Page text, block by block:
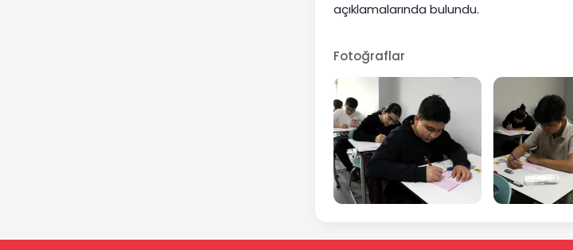
açıklamalarında bulundu.
Fotoğraflar